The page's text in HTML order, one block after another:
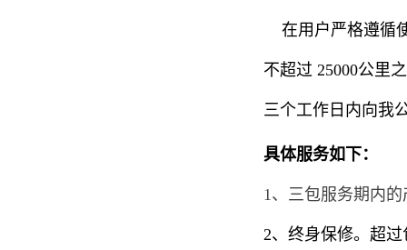
在用户严格遵循
不超过 25000公里
三个工作日内向我
具体服务如下：
1、三包服务期内
2、终身保修。超